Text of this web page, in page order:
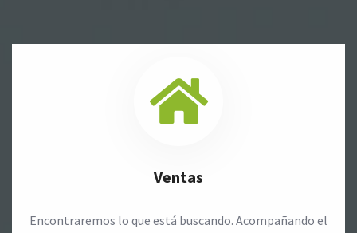
Ventas
Encontraremos lo que está buscando. Acompañando el